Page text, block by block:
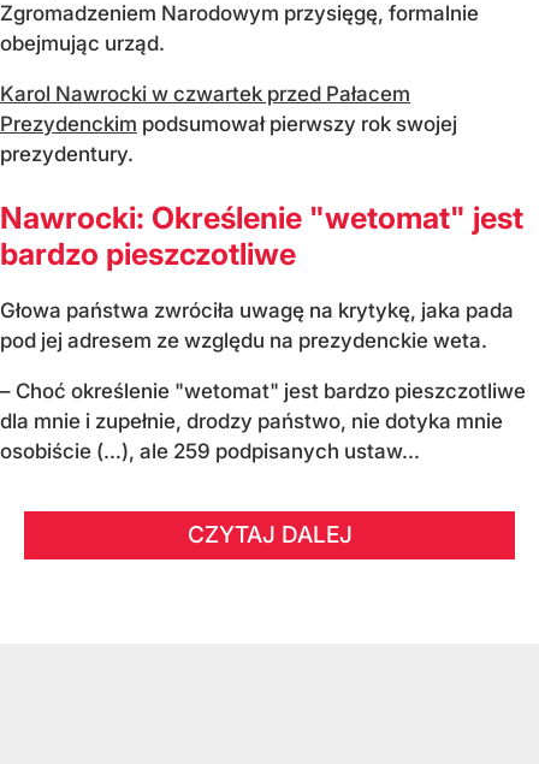
Zgromadzeniem Narodowym przysięgę, formalnie
obejmując urząd.
Karol Nawrocki w czwartek przed Pałacem
Prezydenckim podsumował pierwszy rok swojej
prezydentury.
Nawrocki: Określenie "wetomat" jest
bardzo pieszczotliwe
Głowa państwa zwróciła uwagę na krytykę, jaka pada
pod jej adresem ze względu na prezydenckie weta.
– Choć określenie "wetomat" jest bardzo pieszczotliwe
dla mnie i zupełnie, drodzy państwo, nie dotyka mnie
osobiście (…), ale 259 podpisanych ustaw...
CZYTAJ DALEJ